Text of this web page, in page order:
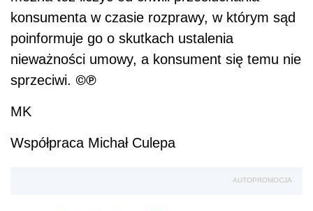
konsumenta w czasie rozprawy, w którym sąd
poinformuje go o skutkach ustalenia
nieważności umowy, a konsument się temu nie
sprzeciwi. ©℗
MK
Współpraca Michał Culepa
AUTOPROMOCJA